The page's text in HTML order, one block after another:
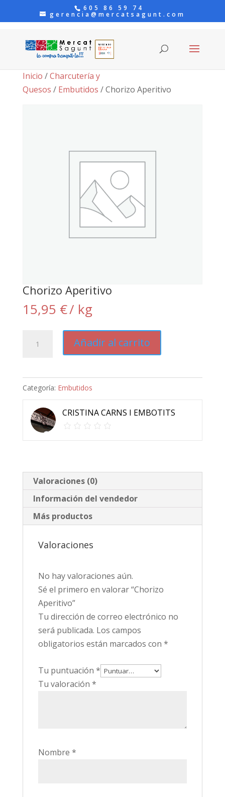
605 86 59 74
gerencia@mercatsagunt.com
Inicio /Charcutería y
Quesos / Embutidos / Chorizo Aperitivo
Chorizo Aperitivo
15,95 €/ kg
Aperitivo
Añadir al carrito
Categoría: Embutidos
CRISTINA CARNS I EMBOTITS
Valoraciones (0)
Información del vendedor
Más productos
Valoraciones
No hay valoraciones aún.
Sé el primero en valorar “Chorizo
Aperitivo”
Tu dirección de correo electrónico no
será publicada. Los campos
obligatorios están marcados con *
Tu puntuación *
Tu valoración *
Nombre *